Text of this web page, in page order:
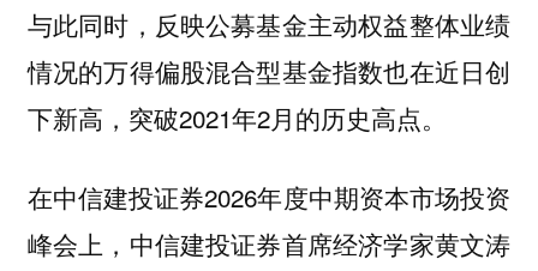
与此同时，反映公募基金主动权益整体业绩
情况的万得偏股混合型基金指数也在近日创
下新高，突破2021年2月的历史高点。
在中信建投证券2026年度中期资本市场投资
峰会上，中信建投证券首席经济学家黄文涛